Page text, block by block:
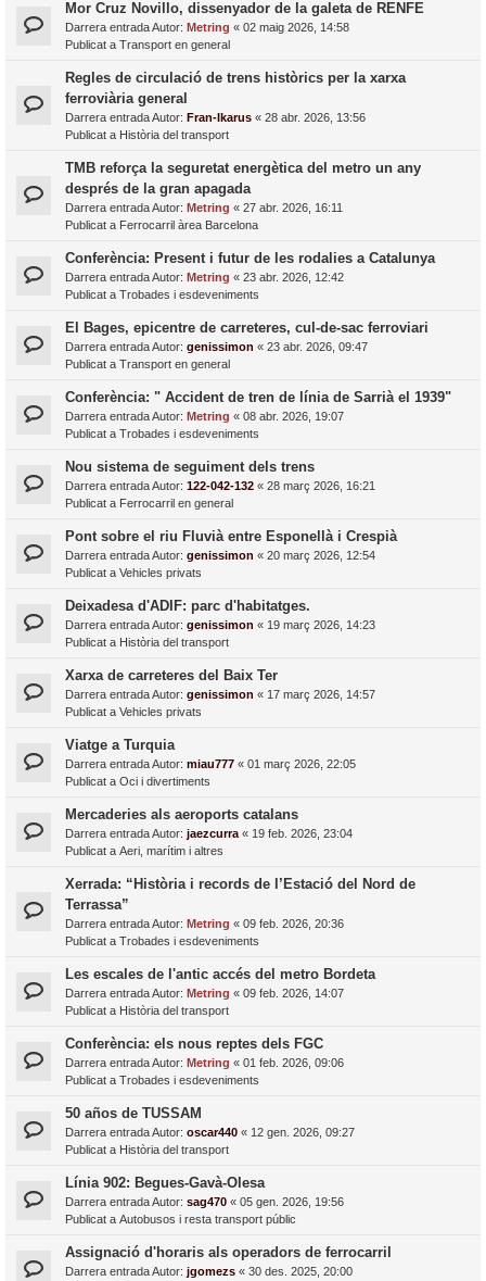
Mor Cruz Novillo, dissenyador de la galeta de RENFE
Darrera entrada Autor: Metring « 02 maig 2026, 14:58
Publicat a Transport en general
Regles de circulació de trens històrics per la xarxa
ferroviària general
Darrera entrada Autor: Fran-Ikarus « 28 abr. 2026, 13:56
Publicat a Història del transport
TMB reforça la seguretat energètica del metro un any
després de la gran apagada
Darrera entrada Autor: Metring « 27 abr. 2026, 16:11
Publicat a Ferrocarril àrea Barcelona
Conferència: Present i futur de les rodalies a Catalunya
Darrera entrada Autor: Metring « 23 abr. 2026, 12:42
Publicat a Trobades i esdeveniments
El Bages, epicentre de carreteres, cul-de-sac ferroviari
Darrera entrada Autor: genissimon « 23 abr. 2026, 09:47
Publicat a Transport en general
Conferència: " Accident de tren de línia de Sarrià el 1939"
Darrera entrada Autor: Metring « 08 abr. 2026, 19:07
Publicat a Trobades i esdeveniments
Nou sistema de seguiment dels trens
Darrera entrada Autor: 122-042-132 « 28 març 2026, 16:21
Publicat a Ferrocarril en general
Pont sobre el riu Fluvià entre Esponellà i Crespià
Darrera entrada Autor: genissimon « 20 març 2026, 12:54
Publicat a Vehicles privats
Deixadesa d'ADIF: parc d'habitatges.
Darrera entrada Autor: genissimon « 19 març 2026, 14:23
Publicat a Història del transport
Xarxa de carreteres del Baix Ter
Darrera entrada Autor: genissimon « 17 març 2026, 14:57
Publicat a Vehicles privats
Viatge a Turquia
Darrera entrada Autor: miau777 « 01 març 2026, 22:05
Publicat a Oci i divertiments
Mercaderies als aeroports catalans
Darrera entrada Autor: jaezcurra « 19 feb. 2026, 23:04
Publicat a Aeri, marítim i altres
Xerrada: “Història i records de l’Estació del Nord de
Terrassa”
Darrera entrada Autor: Metring « 09 feb. 2026, 20:36
Publicat a Trobades i esdeveniments
Les escales de l'antic accés del metro Bordeta
Darrera entrada Autor: Metring « 09 feb. 2026, 14:07
Publicat a Història del transport
Conferència: els nous reptes dels FGC
Darrera entrada Autor: Metring « 01 feb. 2026, 09:06
Publicat a Trobades i esdeveniments
50 años de TUSSAM
Darrera entrada Autor: oscar440 « 12 gen. 2026, 09:27
Publicat a Història del transport
Línia 902: Begues-Gavà-Olesa
Darrera entrada Autor: sag470 « 05 gen. 2026, 19:56
Publicat a Autobusos i resta transport públic
Assignació d'horaris als operadors de ferrocarril
Darrera entrada Autor: jgomezs « 30 des. 2025, 20:00